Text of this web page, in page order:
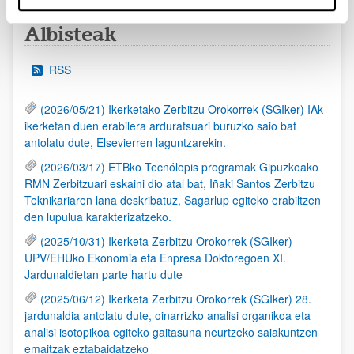
Albisteak
RSS
(2026/05/21) Ikerketako Zerbitzu Orokorrek (SGIker) IAk
ikerketan duen erabilera arduratsuari buruzko saio bat
antolatu dute, Elsevierren laguntzarekin.
(2026/03/17) ETBko Tecnólopis programak Gipuzkoako
RMN Zerbitzuari eskaini dio atal bat, Iñaki Santos Zerbitzu
Teknikariaren lana deskribatuz, Sagarlup egiteko erabiltzen
den lupulua karakterizatzeko.
(2025/10/31) Ikerketa Zerbitzu Orokorrek (SGIker)
UPV/EHUko Ekonomia eta Enpresa Doktoregoen XI.
Jardunaldietan parte hartu dute
(2025/06/12) Ikerketa Zerbitzu Orokorrek (SGIker) 28.
jardunaldia antolatu dute, oinarrizko analisi organikoa eta
analisi isotopikoa egiteko gaitasuna neurtzeko saiakuntzen
emaitzak eztabaidatzeko